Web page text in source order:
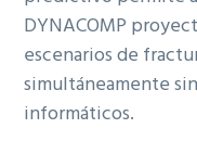
DYNACOMP
escenarios de
simultáneamente
informáticos.